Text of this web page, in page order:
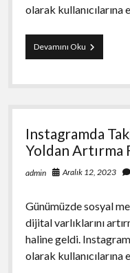
olarak
Devamını OkuInstagramda
Takipçi
Organik
Artırma
Instagramda
Yoldan Artırma
admin Aralık 12, 2023
Günümüzde sosyal
dijital varlıklarını
haline geldi.
olarak